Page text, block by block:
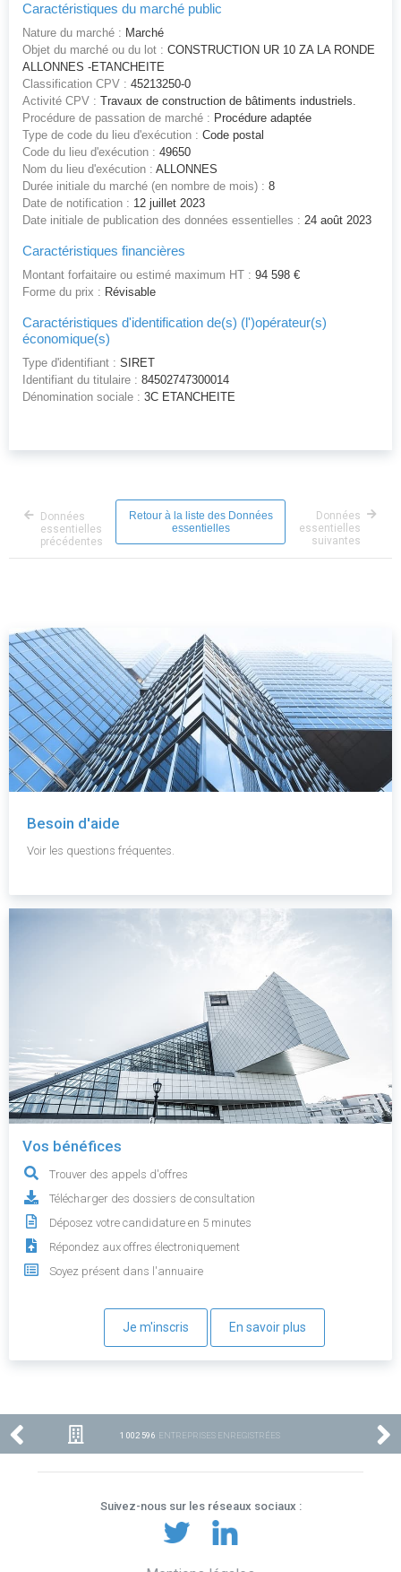
Caractéristiques du marché public
Nature du marché : Marché
Objet du marché ou du lot : CONSTRUCTION UR 10 ZA LA RONDE
ALLONNES -ETANCHEITE
Classification CPV : 45213250-0
Activité CPV : Travaux de construction de bâtiments industriels.
Procédure de passation de marché : Procédure adaptée
Type de code du lieu d'exécution : Code postal
Code du lieu d'exécution : 49650
Nom du lieu d'exécution : ALLONNES
Durée initiale du marché (en nombre de mois) : 8
Date de notification : 12 juillet 2023
Date initiale de publication des données essentielles : 24 août 2023
Caractéristiques financières
Montant forfaitaire ou estimé maximum HT : 94 598 €
Forme du prix : Révisable
Caractéristiques d'identification de(s) (l')opérateur(s)
économique(s)
Type d'identifiant : SIRET
Identifiant du titulaire : 84502747300014
Dénomination sociale : 3C ETANCHEITE
Données
essentielles
précédentes
Retour à la liste des Données
essentielles
Données
essentielles
suivantes
Besoin d'aide
Voir les questions fréquentes.
Vos bénéfices
Trouver des appels d'offres
Télécharger des dossiers de consultation
Déposez votre candidature en 5 minutes
Répondez aux offres électroniquement
Soyez présent dans l'annuaire
Je m'inscris En savoir plus
1 002 596 ENTREPRISES ENREGISTRÉES
Suivez-nous sur les réseaux sociaux :